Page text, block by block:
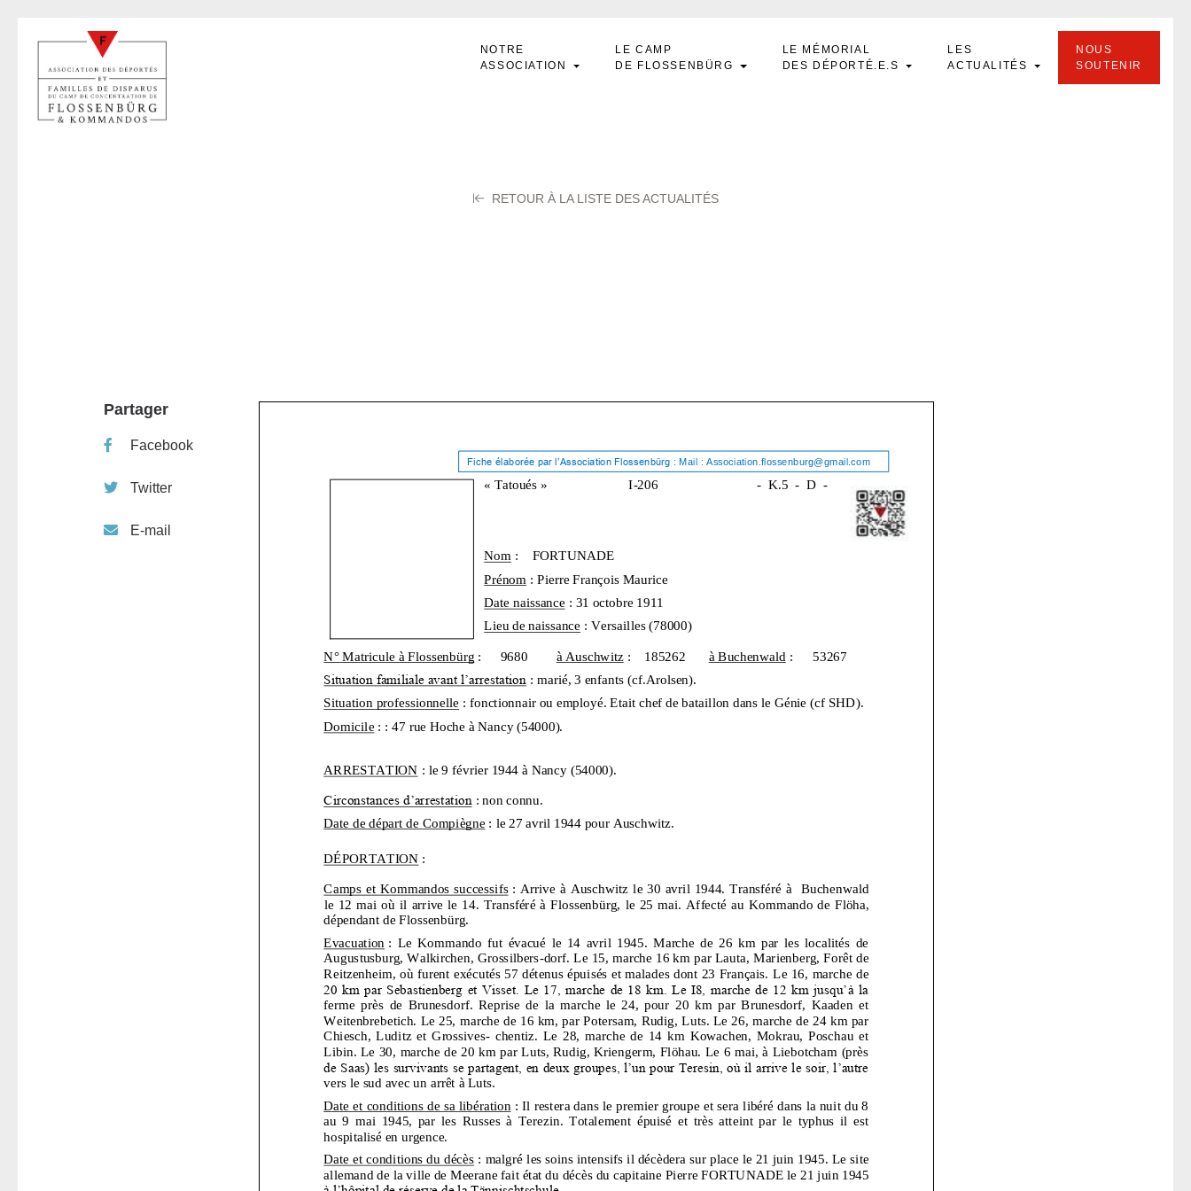
NOTRE
ASSOCIATION
LE CAMP
DE FLOSSENBÜRG
LE MÉMORIAL
DES DÉPORTÉ.E.S
LES
ACTUALITÉS
NOUS
SOUTENIR
RETOUR À LA LISTE DES ACTUALITÉS
Partager
Facebook
Twitter
E-mail